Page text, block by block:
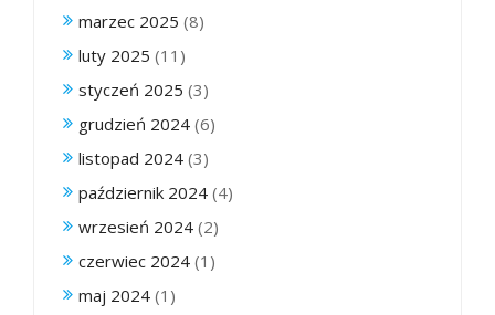
marzec 2025 (8)
luty 2025 (11)
styczeń 2025 (3)
grudzień 2024 (6)
listopad 2024 (3)
październik 2024 (4)
wrzesień 2024 (2)
czerwiec 2024 (1)
maj 2024 (1)